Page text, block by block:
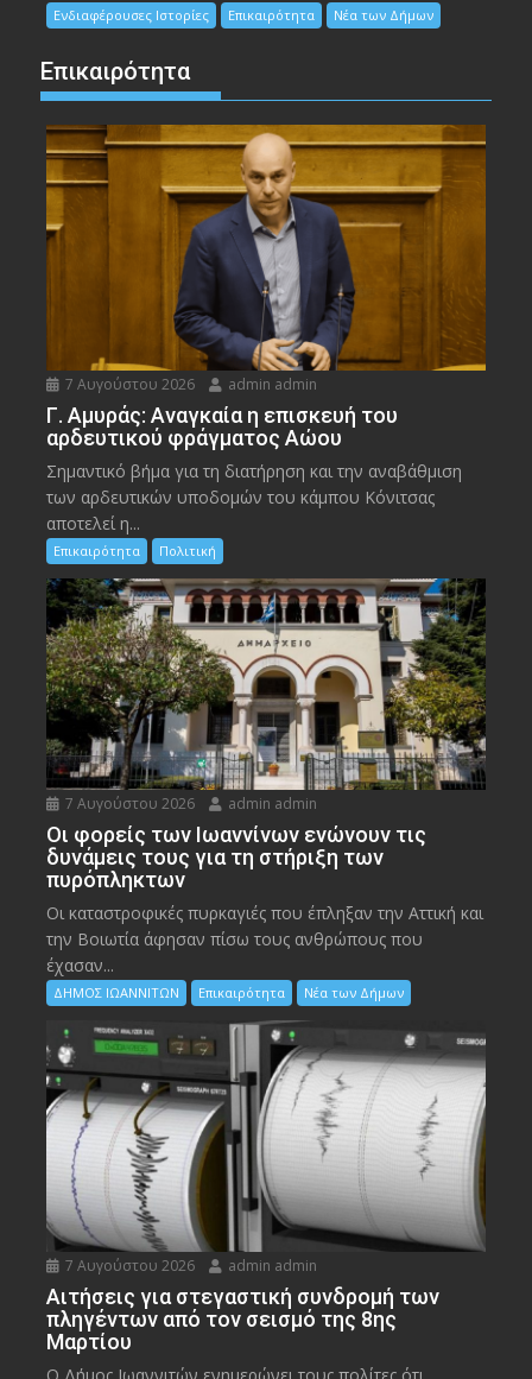
Ενδιαφέρουσες Ιστορίες Επικαιρότητα Νέα των Δήμων
Επικαιρότητα
7 Αυγούστου 2026 admin admin
Γ. Αμυράς: Αναγκαία η επισκευή του
αρδευτικού φράγματος Αώου
Σημαντικό βήμα για τη διατήρηση και την αναβάθμιση
των αρδευτικών υποδομών του κάμπου Κόνιτσας
αποτελεί η...
Επικαιρότητα Πολιτική
7 Αυγούστου 2026 admin admin
Οι φορείς των Ιωαννίνων ενώνουν τις
δυνάμεις τους για τη στήριξη των
πυρόπληκτων
Οι καταστροφικές πυρκαγιές που έπληξαν την Αττική και
την Bοιωτία άφησαν πίσω τους ανθρώπους που
έχασαν...
ΔΗΜΟΣ ΙΩΑΝΝΙΤΩΝ Επικαιρότητα Νέα των Δήμων
7 Αυγούστου 2026 admin admin
Αιτήσεις για στεγαστική συνδρομή των
πληγέντων από τον σεισμό της 8ης
Μαρτίου